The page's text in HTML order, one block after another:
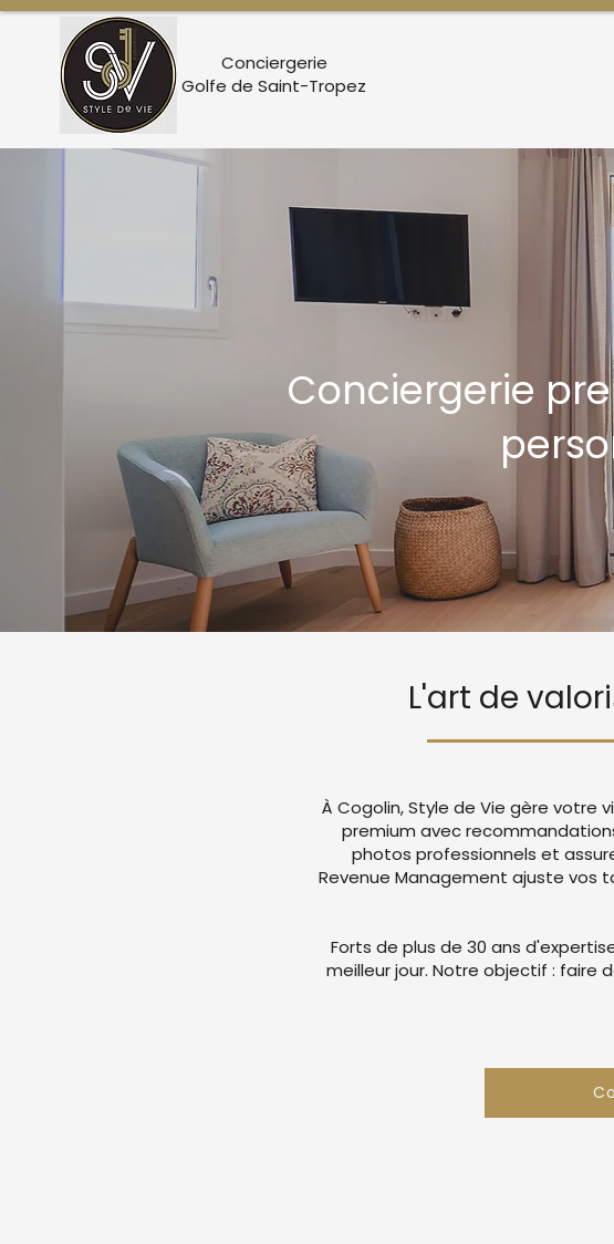
Conciergerie
Golfe de Saint-Tropez
Conciergerie
L'art de
À Cogolin, Style de Vie gère votre
premium avec
photos professionnels et
Revenue Management ajuste vos
Forts de plus de 30 ans
meilleur jour. Notre objectif : faire